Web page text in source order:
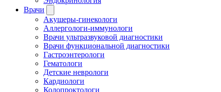
Врачи
Акушеры-гинекологи
Аллергологи-иммунологи
Врачи ультразвуковой диагностики
Врачи функциональной диагностики
Гастроэнтерологи
Гематологи
Детские неврологи
Кардиологи
Колопроктологи